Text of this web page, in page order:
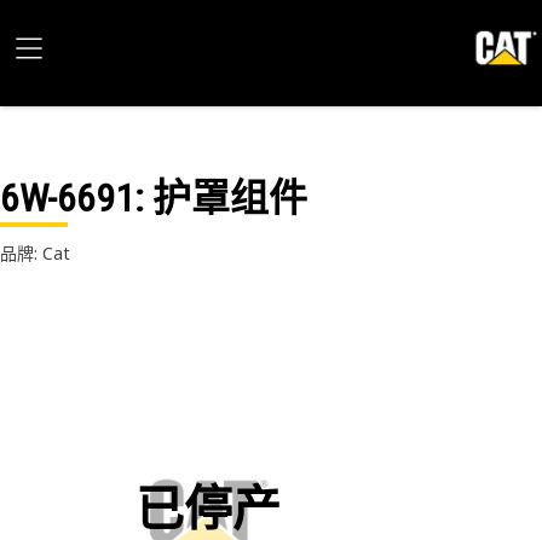
6W-6691: 护罩组件
品牌: Cat
已停产